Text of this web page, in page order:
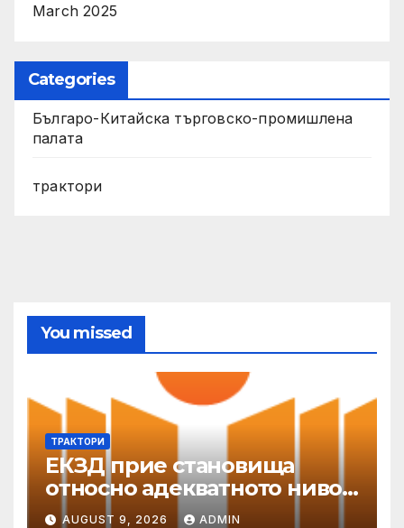
March 2025
Categories
Българо-Китайска търговско-промишлена
палата
трактори
You missed
ТРАКТОРИ
ЕКЗД прие становища
относно адекватното ниво
на защита
AUGUST 9, 2026 ADMIN